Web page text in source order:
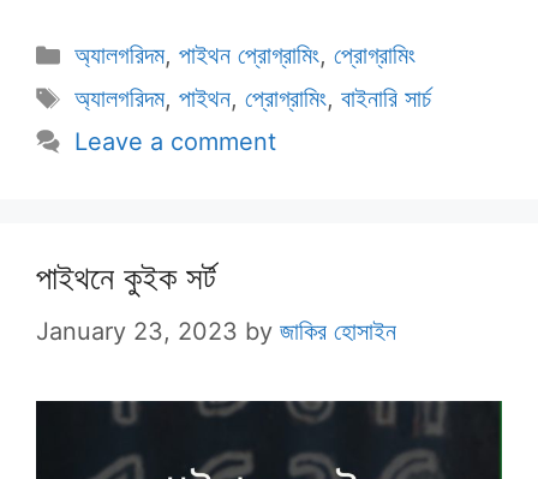
Categories
অ্যালগরিদম, পাইথন প্রোগ্রামিং, প্রোগ্রামিং
Tags
অ্যালগরিদম, পাইথন, প্রোগ্রামিং, বাইনারি সার্চ
Leave a comment
পাইথনে কুইক সর্ট
January 23, 2023 by জাকির হোসাইন